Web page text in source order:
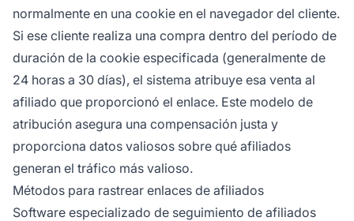
normalmente en una cookie en el navegador del cliente.
Si ese cliente realiza una compra dentro del período de
duración de la cookie especificada (generalmente de
24 horas a 30 días), el sistema atribuye esa venta al
afiliado que proporcionó el enlace. Este modelo de
atribución asegura una compensación justa y
proporciona datos valiosos sobre qué afiliados
generan el tráfico más valioso.
Métodos para rastrear enlaces de afiliados
Software especializado de seguimiento de afiliados